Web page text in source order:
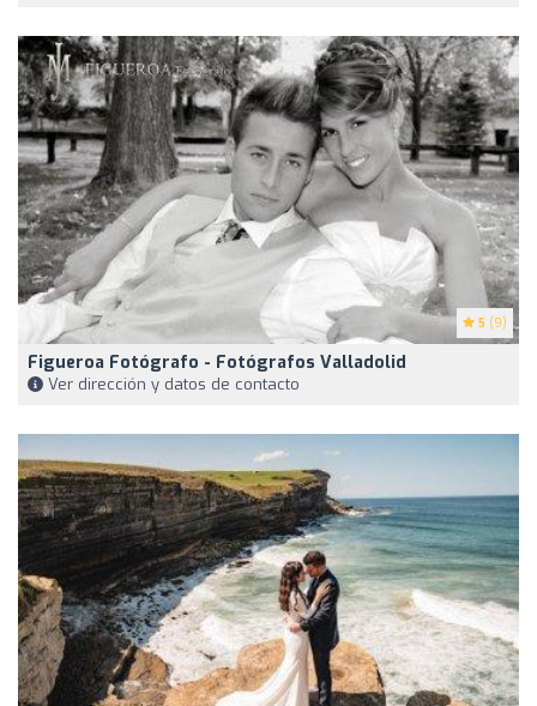
5 (9)
Figueroa Fotógrafo - Fotógrafos Valladolid
Ver dirección y datos de contacto